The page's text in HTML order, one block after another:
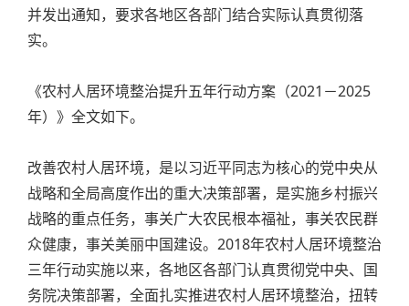
并发出通知，要求各地区各部门结合实际认真贯彻落
实。
《农村人居环境整治提升五年行动方案（2021－2025
年）》全文如下。
改善农村人居环境，是以习近平同志为核心的党中央从
战略和全局高度作出的重大决策部署，是实施乡村振兴
战略的重点任务，事关广大农民根本福祉，事关农民群
众健康，事关美丽中国建设。2018年农村人居环境整治
三年行动实施以来，各地区各部门认真贯彻党中央、国
务院决策部署，全面扎实推进农村人居环境整治，扭转